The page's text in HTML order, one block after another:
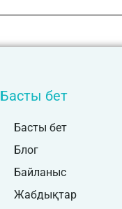
Басты бет
Басты бет
Блог
Байланыс
Жабдықтар